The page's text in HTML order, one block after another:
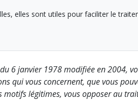
elles sont utiles pour faciliter le
6 janvier 1978 modifiée en 2004,
qui vous concernent, que vous
légitimes, vous opposer au